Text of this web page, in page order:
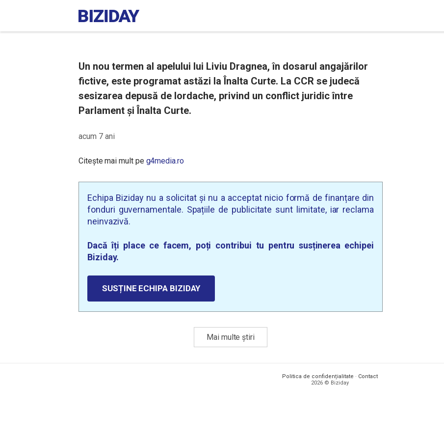
Un nou termen al apelului lui Liviu Dragnea, în dosarul angajărilor
fictive, este programat astăzi la Înalta Curte. La CCR se judecă
sesizarea depusă de Iordache, privind un conflict juridic între
Parlament şi Înalta Curte.
acum 7 ani
Citește mai mult pe g4media.ro
Echipa Biziday nu a solicitat și nu a acceptat nicio formă de finanțare din
fonduri guvernamentale. Spațiile de publicitate sunt limitate, iar reclama
neinvazivă.
Dacă îți place ce facem, poți contribui tu pentru susținerea echipei
Biziday.
SUSȚINE ECHIPA BIZIDAY
Mai multe știri
Politica de confidențialitate · Contact
2026 © Biziday